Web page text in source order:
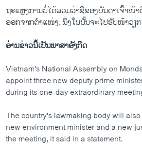
ຖະ​ແຫຼງ​ການບໍ່​ໄດ້​ລວມ​ວ່າ​ຊື່​ຂອງ​ບັນ​ດາ​ເຈົ້າ​ໜ້
ອອກ​ຈາກ​ຕຳ​ແໜ່ງ, ນຶ່ງ​ໃນ​ນັ້ນ​ຈະ​ໄປ​ຮັບ​ໜ້າ​ວຽ
ອ່ານ​ຂ່າວນີ້​ເປັນ​ພາ​ສາ​ອັງ​ກິດ
Vietnam's National Assembly on
appoint three new deputy prime
during its one-day extraordinary
The country's lawmaking body will
new environment minister and a new
the meeting, it said in a statement.